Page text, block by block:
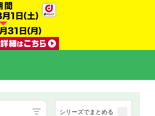
シリーズでまとめる